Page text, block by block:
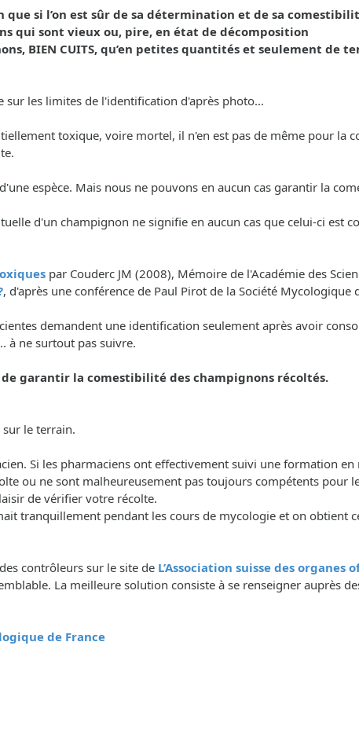
que si l’on est sûr de sa détermination et de sa
qui sont vieux ou, pire, en état de décomposition
BIEN CUITS, qu’en petites quantités et seulement
sur les limites de l'identification d'après photo...
toxique, voire mortel, il n'en est pas de même pour la
espèce. Mais nous ne pouvons en aucun cas garantir la
d'un champignon ne signifie en aucun cas que celui-ci est
par Couderc JM (2008), Mémoire de l'Académie des
, d'après une conférence de Paul Pirot de la Société Mycologique
demandent une identification seulement après avoir
à ne surtout pas suivre.
garantir la comestibilité des champignons récoltés.
le terrain.
Si les pharmaciens ont effectivement suivi une formation
ou ne sont malheureusement pas toujours compétents pour
de vérifier votre récolte.
tranquillement pendant les cours de mycologie et on obtient
contrôleurs sur le site de L’Association suisse des
La meilleure solution consiste à se renseigner auprès
de France